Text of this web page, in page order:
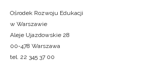
Ośrodek Rozwoju Edukacji
w Warszawie
Aleje Ujazdowskie 28
00-478 Warszawa
tel. 22 345 37 00